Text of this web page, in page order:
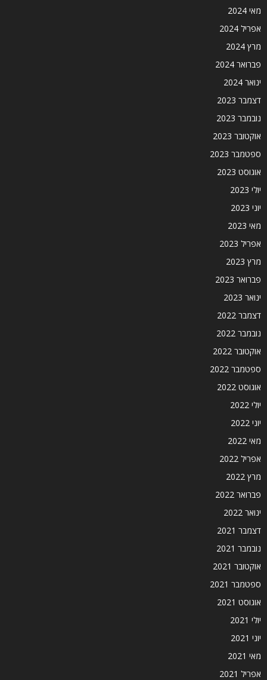
מאי 2024
אפריל 2024
מרץ 2024
פברואר 2024
ינואר 2024
דצמבר 2023
נובמבר 2023
אוקטובר 2023
ספטמבר 2023
אוגוסט 2023
יולי 2023
יוני 2023
מאי 2023
אפריל 2023
מרץ 2023
פברואר 2023
ינואר 2023
דצמבר 2022
נובמבר 2022
אוקטובר 2022
ספטמבר 2022
אוגוסט 2022
יולי 2022
יוני 2022
מאי 2022
אפריל 2022
מרץ 2022
פברואר 2022
ינואר 2022
דצמבר 2021
נובמבר 2021
אוקטובר 2021
ספטמבר 2021
אוגוסט 2021
יולי 2021
יוני 2021
מאי 2021
אפריל 2021